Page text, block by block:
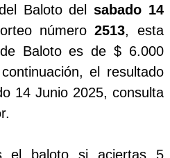
Baloto del sabado 14
número2513, esta
Baloto es de $ 6.000
el resultado
14 Junio 2025, consulta
el baloto si aciertas 5